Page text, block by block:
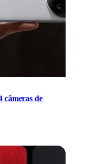
câmeras de